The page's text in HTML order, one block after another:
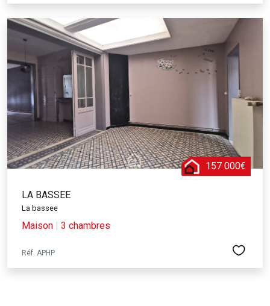
157 000€
LA BASSEE
La bassee
Maison | 3 chambres
Réf. APHP